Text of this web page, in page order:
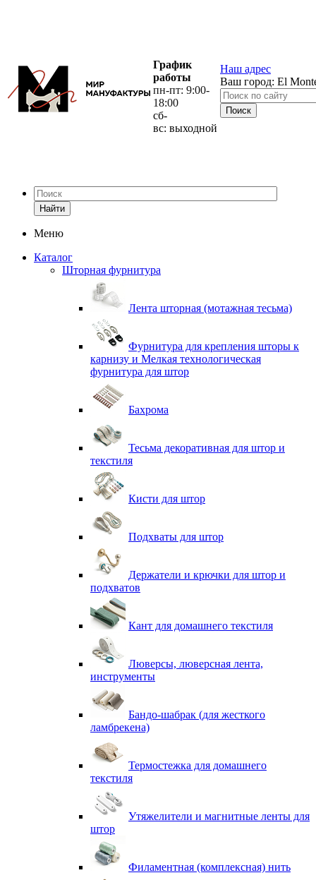
График
работы
пн-пт: 9:00-
18:00
сб-
вс: выходной
Наш адрес
Ваш город: El
Найти
Меню
Каталог
Шторная фурнитура
Лента шторная (мотажная тесьма)
Фурнитура для крепления шторы к
карнизу и Мелкая технологическая
фурнитура для штор
Бахрома
Тесьма декоративная для штор и
текстиля
Кисти для штор
Подхваты для штор
Держатели и крючки для штор и
подхватов
Кант для домашнего текстиля
Люверсы, люверсная лента,
инструменты
Бандо-шабрак (для жесткого
ламбрекена)
Термостежка для домашнего
текстиля
Утяжелители и магнитные ленты для
штор
Филаментная (комплексная) нить